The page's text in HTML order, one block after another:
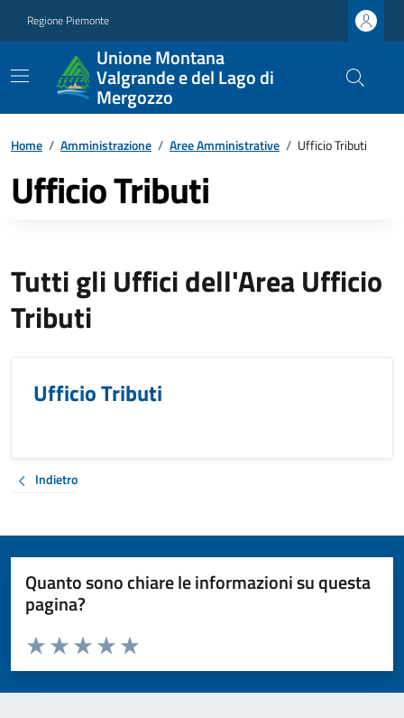
Regione Piemonte
Unione Montana
Valgrande e del Lago di
Mergozzo
Home / Amministrazione / Aree Amministrative / Ufficio Tributi
Ufficio Tributi
Tutti gli Uffici dell'Area Ufficio
Tributi
Ufficio Tributi
Indietro
Quanto sono chiare le informazioni su questa
pagina?
Valuta da 1 a 5 stelle la pagina
Valuta 5 stelle su 5
Valuta 4 stelle su 5
Valuta 3 stelle su 5
Valuta 2 stelle su 5
Valuta 1 stelle su 5